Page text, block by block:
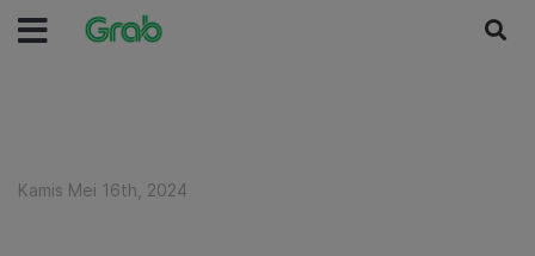
Kamis Mei 16th, 2024